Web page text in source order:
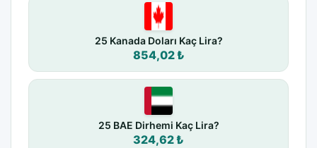
25 Kanada Doları Kaç Lira?
854,02 ₺
25 BAE Dirhemi Kaç Lira?
324,62 ₺